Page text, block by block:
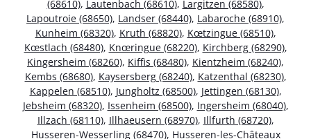
(68610), Lautenbach (68610), Largitzen (68580),
Lapoutroie (68650), Landser (68440), Labaroche (68910),
Kunheim (68320), Kruth (68820), Kœtzingue (68510),
Kœstlach (68480), Knœringue (68220), Kirchberg (68290),
Kingersheim (68260), Kiffis (68480), Kientzheim (68240),
Kembs (68680), Kaysersberg (68240), Katzenthal (68230),
Kappelen (68510), Jungholtz (68500), Jettingen (68130),
Jebsheim (68320), Issenheim (68500), Ingersheim (68040),
Illzach (68110), Illhaeusern (68970), Illfurth (68720),
Husseren-Wesserling (68470), Husseren-les-Châteaux